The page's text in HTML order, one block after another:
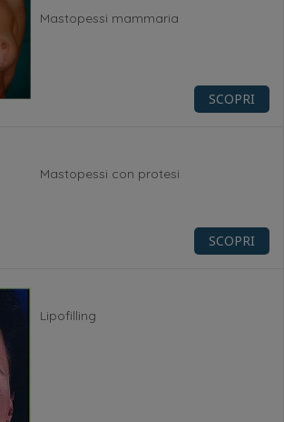
Mastopessi mammaria
SCOPRI
Mastopessi con protesi
SCOPRI
Lipofilling